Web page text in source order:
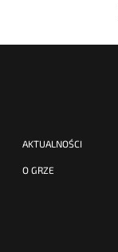
AKTUALNOŚCI
O GRZE